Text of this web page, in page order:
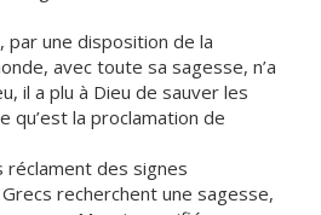
par une disposition de la
avec toute sa sagesse, n’a
il a plu à Dieu de sauver les
qu’est la proclamation de
réclament des signes
recherchent une sagesse,